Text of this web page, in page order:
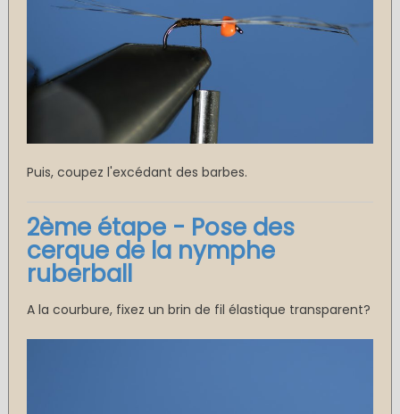
Puis, coupez l'excédant des barbes.
2ème étape - Pose des
cerque de la nymphe
ruberball
A la courbure, fixez un brin de fil élastique transparent?